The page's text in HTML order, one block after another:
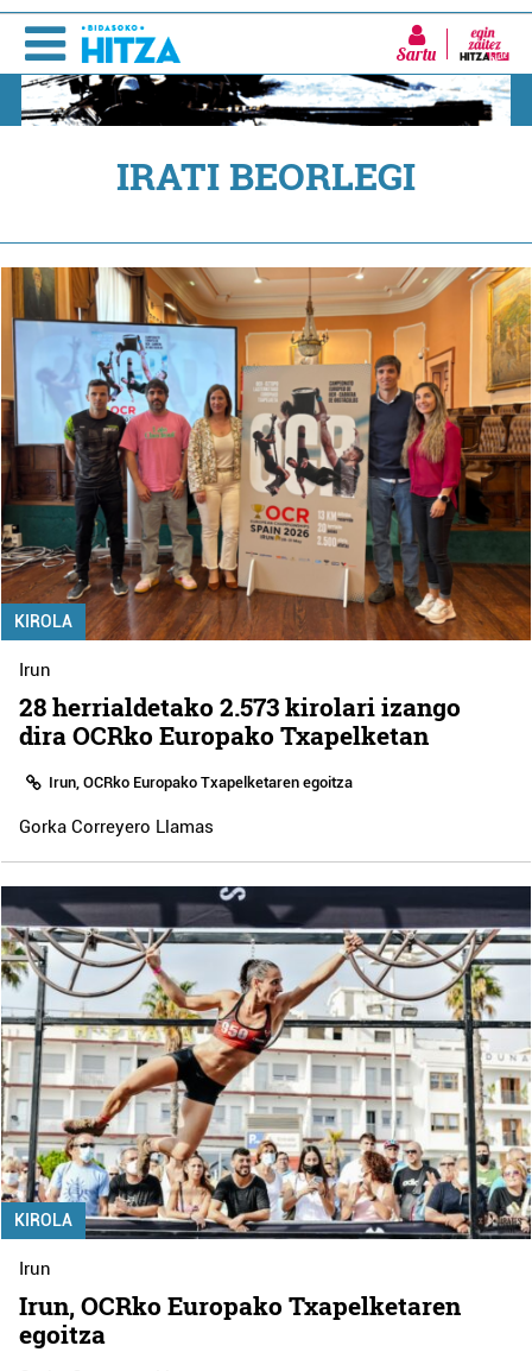
Sartu
IRATI BEORLEGI
KIROLA
Irun
28 herrialdetako 2.573 kirolari izango
dira OCRko Europako Txapelketan
Irun, OCRko Europako Txapelketaren egoitza
Gorka Correyero Llamas
KIROLA
Irun
Irun, OCRko Europako Txapelketaren
egoitza